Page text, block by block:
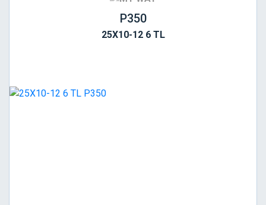
P350
25X10-12 6 TL